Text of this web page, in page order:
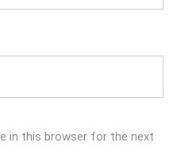
in this browser for the next